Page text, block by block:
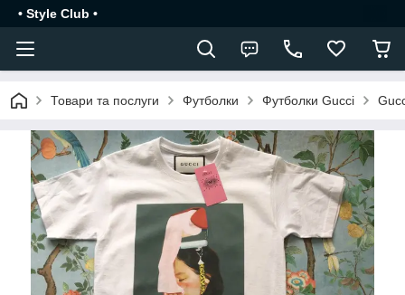
• Style Club •
Товари та послуги Футболки Футболки Gucci